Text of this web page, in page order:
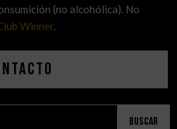
(no alcohólica). No
Winner.
Buscar